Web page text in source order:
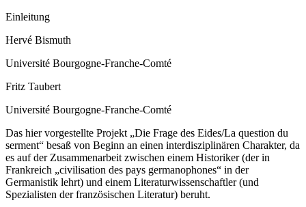
Einleitung
Hervé Bismuth
Université Bourgogne-Franche-Comté
Fritz Taubert
Université Bourgogne-Franche-Comté
Das hier vorgestellte Projekt „Die Frage des Eides/La question du
serment“ besaß von Beginn an einen interdisziplinären Charakter, da
es auf der Zusammenarbeit zwischen einem Historiker (der in
Frankreich „civilisation des pays germanophones“ in der
Germanistik lehrt) und einem Literaturwissenschaftler (und
Spezialisten der französischen Literatur) beruht.